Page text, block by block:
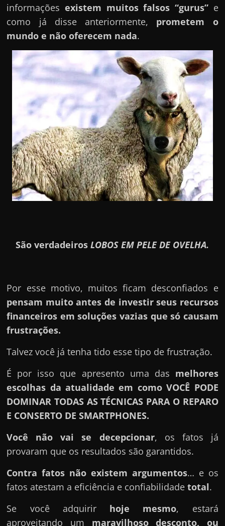
informaçõesexistem muitos falsos “gurus”e
como já disse anteriormente, prometem o
mundo e não oferecem nada.
São verdadeirosLOBOS EM PELE DE OVELHA.
Por esse motivo, muitos ficam desconfiados e
pensam muito antes de investir seus recursos
financeiros em soluções vazias que só causam
frustrações.
Talvez você já tenha tido esse tipo de frustração.
É por isso que apresento uma das melhores
escolhas da atualidade em como VOCÊ PODE
DOMINAR TODAS AS TÉCNICAS PARA O REPARO
E CONSERTO DE SMARTPHONES.
Você não vai se decepcionar, os fatos já
provaram que os resultados são garantidos.
Contra fatos não existem argumentos… e os
fatos atestam a eficiência e confiabilidadetotal.
Se você adquirir hoje mesmo, estará
aproveitando um maravilhoso desconto, ou